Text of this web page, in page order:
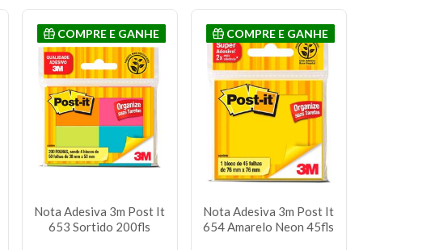
COMPRE E GANHE
Nota Adesiva 3m Post It
653 Sortido 200fls
COMPRE E GANHE
Nota Adesiva 3m Post It
654 Amarelo Neon 45fls